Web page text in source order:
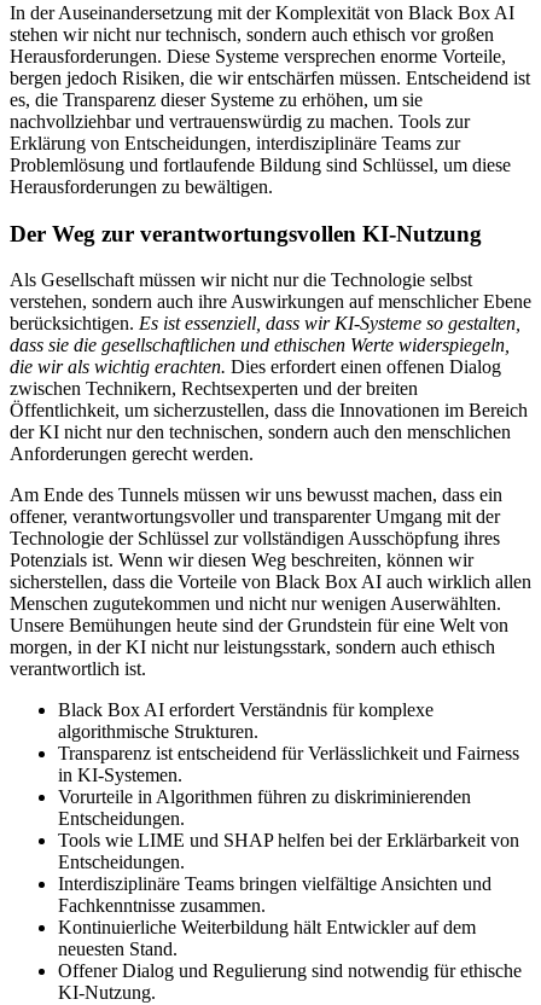
In der Auseinandersetzung mit der Komplexität von Black Box AI
stehen wir nicht nur technisch, sondern auch ethisch vor großen
Herausforderungen. Diese Systeme versprechen enorme Vorteile,
bergen jedoch Risiken, die wir entschärfen müssen. Entscheidend ist
es, die Transparenz dieser Systeme zu erhöhen, um sie
nachvollziehbar und vertrauenswürdig zu machen. Tools zur
Erklärung von Entscheidungen, interdisziplinäre Teams zur
Problemlösung und fortlaufende Bildung sind Schlüssel, um diese
Herausforderungen zu bewältigen.
Der Weg zur verantwortungsvollen KI-Nutzung
Als Gesellschaft müssen wir nicht nur die Technologie selbst
verstehen, sondern auch ihre Auswirkungen auf menschlicher Ebene
berücksichtigen. Es ist essenziell, dass wir KI-Systeme so gestalten,
dass sie die gesellschaftlichen und ethischen Werte widerspiegeln,
die wir als wichtig erachten. Dies erfordert einen offenen Dialog
zwischen Technikern, Rechtsexperten und der breiten
Öffentlichkeit, um sicherzustellen, dass die Innovationen im Bereich
der KI nicht nur den technischen, sondern auch den menschlichen
Anforderungen gerecht werden.
Am Ende des Tunnels müssen wir uns bewusst machen, dass ein
offener, verantwortungsvoller und transparenter Umgang mit der
Technologie der Schlüssel zur vollständigen Ausschöpfung ihres
Potenzials ist. Wenn wir diesen Weg beschreiten, können wir
sicherstellen, dass die Vorteile von Black Box AI auch wirklich allen
Menschen zugutekommen und nicht nur wenigen Auserwählten.
Unsere Bemühungen heute sind der Grundstein für eine Welt von
morgen, in der KI nicht nur leistungsstark, sondern auch ethisch
verantwortlich ist.
Black Box AI erfordert Verständnis für komplexe
algorithmische Strukturen.
Transparenz ist entscheidend für Verlässlichkeit und Fairness
in KI-Systemen.
Vorurteile in Algorithmen führen zu diskriminierenden
Entscheidungen.
Tools wie LIME und SHAP helfen bei der Erklärbarkeit von
Entscheidungen.
Interdisziplinäre Teams bringen vielfältige Ansichten und
Fachkenntnisse zusammen.
Kontinuierliche Weiterbildung hält Entwickler auf dem
neuesten Stand.
Offener Dialog und Regulierung sind notwendig für ethische
KI-Nutzung.